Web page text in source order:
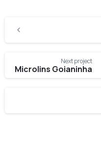
Reading
Next project
Microlins Goianinha